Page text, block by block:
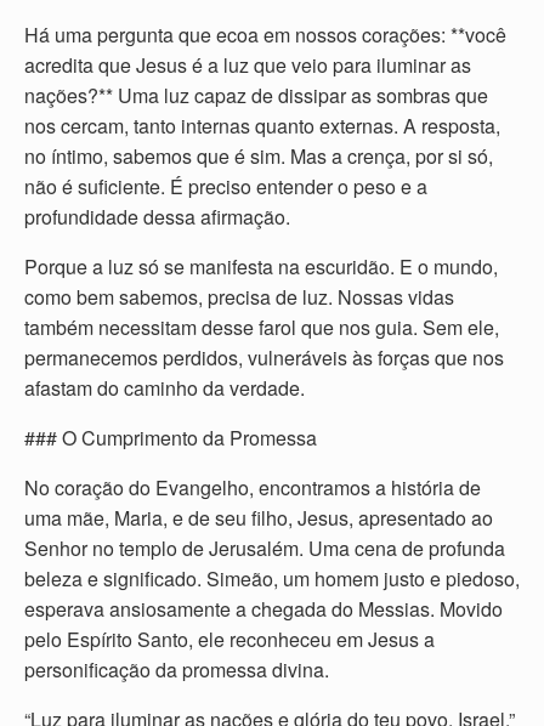
Há uma pergunta que ecoa em nossos corações: **você
acredita que Jesus é a luz que veio para iluminar as
nações?** Uma luz capaz de dissipar as sombras que
nos cercam, tanto internas quanto externas. A resposta,
no íntimo, sabemos que é sim. Mas a crença, por si só,
não é suficiente. É preciso entender o peso e a
profundidade dessa afirmação.
Porque a luz só se manifesta na escuridão. E o mundo,
como bem sabemos, precisa de luz. Nossas vidas
também necessitam desse farol que nos guia. Sem ele,
permanecemos perdidos, vulneráveis às forças que nos
afastam do caminho da verdade.
### O Cumprimento da Promessa
No coração do Evangelho, encontramos a história de
uma mãe, Maria, e de seu filho, Jesus, apresentado ao
Senhor no templo de Jerusalém. Uma cena de profunda
beleza e significado. Simeão, um homem justo e piedoso,
esperava ansiosamente a chegada do Messias. Movido
pelo Espírito Santo, ele reconheceu em Jesus a
personificação da promessa divina.
“Luz para iluminar as nações e glória do teu povo, Israel,”